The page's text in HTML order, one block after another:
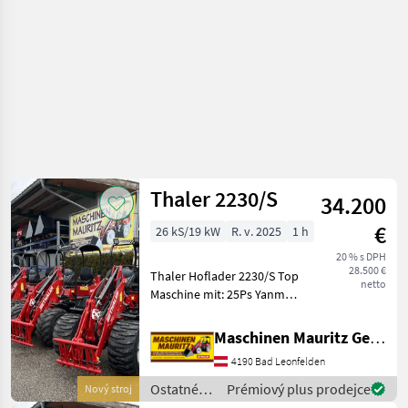
Nový stroj
Thaler 2230/S
34.200
€
20 % s DPH
28.500 €
netto
26 kS/19 kW R. v. 2025 1 h
Thaler Hoflader 2230/S Top
Maschine mit: 25Ps Yanmar
Abgasstufe V ohne
Partikelfilter!!! Hydrostat
von Bosch- Rexroth 2
Fahrst
Maschinen Mauritz GesmbH
4190 Bad Leonfelden
Ostatné
Prémiový plus prodejce